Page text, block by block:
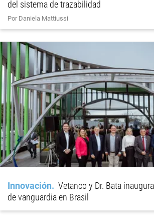
del sistema de trazabilidad
Por Daniela Mattiussi
Innovación
Vetanco y Dr. Bata
de vanguardia en Brasil